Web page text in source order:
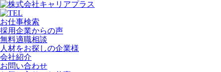
お仕事検索
採用企業からの声
無料適職相談
人材をお探しの企業様
会社紹介
お問い合わせ